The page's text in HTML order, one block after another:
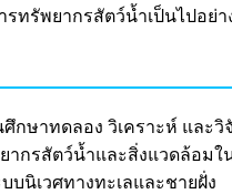
ทรัพยากรสัตว์น้ำเป็นไปอย่
กษาทดลอง วิเคราะห์ และวิ
ากรสัตว์น้ำและสิ่งแวดล้อมใ
บนิเวศทางทะเลและชายฝั่ง